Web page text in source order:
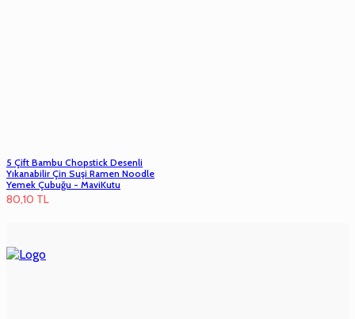
5 Çift Bambu Chopstick Desenli
Yıkanabilir Çin Suşi Ramen Noodle
Yemek Çubuğu - MaviKutu
80,10 TL